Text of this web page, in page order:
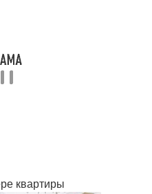
квартиры